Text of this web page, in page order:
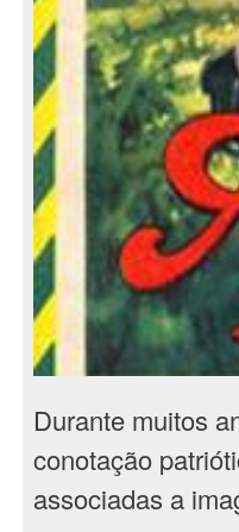
Durante muitos
conotação
associadas a